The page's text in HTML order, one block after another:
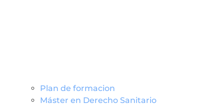
Plan de formacion
Máster en Derecho Sanitario